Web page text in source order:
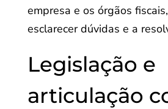
empresa e os órgãos
esclarecer dúvidas e a
Legislação e
articulação